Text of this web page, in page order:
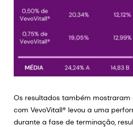
Os resultados também
com VevoVitall® levou a uma
durante a fase de terminação,